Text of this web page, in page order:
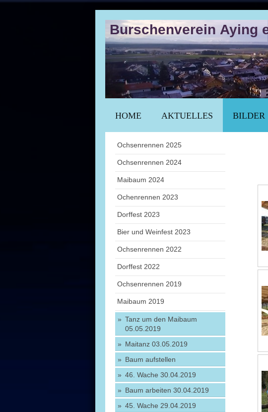
Burschenverein Aying
HOME AKTUELLES BILDER
Ochsenrennen 2025
Ochsenrennen 2024
Maibaum 2024
Ochenrennen 2023
Dorffest 2023
Bier und Weinfest 2023
Ochsenrennen 2022
Dorffest 2022
Ochsenrennen 2019
Maibaum 2019
Tanz um den Maibaum
05.05.2019
Maitanz 03.05.2019
Baum aufstellen
46. Wache 30.04.2019
Baum arbeiten 30.04.2019
45. Wache 29.04.2019